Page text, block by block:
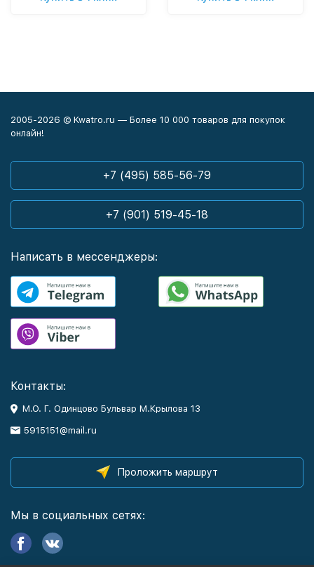
2005-2026 © Kwatro.ru — Более 10 000 товаров для покупок
онлайн!
+7 (495) 585-56-79
+7 (901) 519-45-18
Написать в мессенджеры:
Контакты:
М.О. Г. Одинцово Бульвар М.Крылова 13
5915151@mail.ru
Проложить маршрут
Мы в социальных сетях: